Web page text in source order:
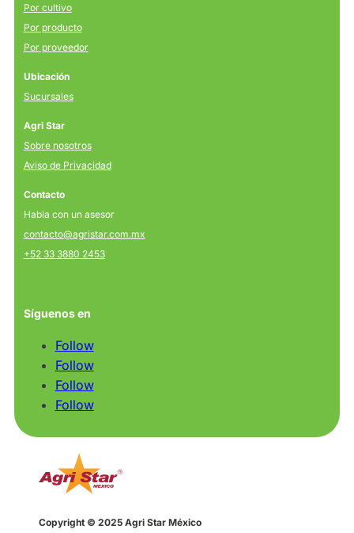
Por cultivo
Por producto
Por proveedor
Ubicación
Sucursales
Agri Star
Sobre nosotros
Aviso de Privacidad
Contacto
Habla con un asesor
contacto@agristar.com.mx
+52 33 3880 2453
Síguenos en
Follow
Follow
Follow
Follow
Copyright © 2025 Agri Star México